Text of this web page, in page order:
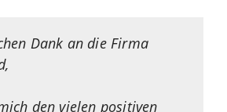
Dank an die Firma
den vielen positiven